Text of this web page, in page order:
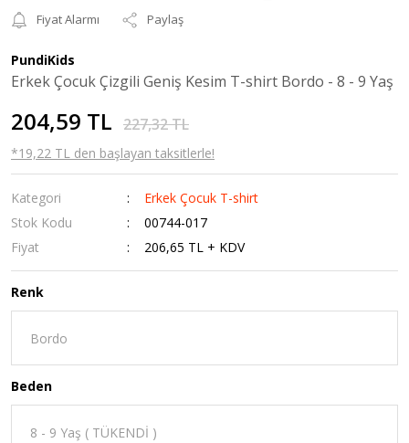
Fiyat Alarmı
Paylaş
PundiKids
Erkek Çocuk Çizgili Geniş Kesim T-shirt Bordo - 8 - 9 Yaş
204,59 TL 227,32 TL
*19,22 TL den başlayan taksitlerle!
Kategori
Erkek Çocuk T-shirt
Stok Kodu
00744-017
Fiyat
206,65 TL + KDV
Renk
Beden